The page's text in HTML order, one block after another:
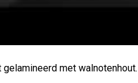
met walnotenhout.